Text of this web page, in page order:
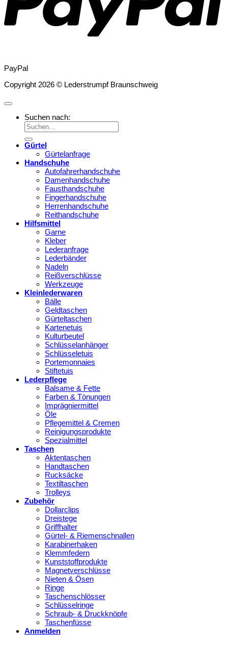
PayPal
Copyright 2026 © Lederstrumpf Braunschweig
Suchen nach:
Gürtel
Gürtelanfrage
Handschuhe
Autofahrerhandschuhe
Damenhandschuhe
Fausthandschuhe
Fingerhandschuhe
Herrenhandschuhe
Reithandschuhe
Hilfsmittel
Garne
Kleber
Lederanfrage
Lederbänder
Nadeln
Reißverschlüsse
Werkzeuge
Kleinlederwaren
Bälle
Geldtaschen
Gürteltaschen
Kartenetuis
Kulturbeutel
Schlüsselanhänger
Schlüsseletuis
Portemonnaies
Stiftetuis
Lederpflege
Balsame & Fette
Farben & Tönungen
Imprägniermittel
Öle
Pflegemittel & Cremen
Reinigungsprodukte
Spezialmittel
Taschen
Aktentaschen
Handtaschen
Rucksäcke
Textiltaschen
Trolleys
Zubehör
Dollarclips
Dreistege
Griffhalter
Gürtel- & Riemenschnallen
Karabinerhaken
Klemmfedern
Kunststoffprodukte
Magnetverschlüsse
Nieten & Ösen
Ringe
Taschenschlösser
Schlüsselringe
Schraub- & Druckknöpfe
Taschenfüsse
Anmelden